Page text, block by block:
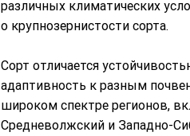
различных климатических
о крупнозернистости сорта.
Сорт отличается
адаптивность к разным
широком спектре регионов,
Средневолжский и Западно-